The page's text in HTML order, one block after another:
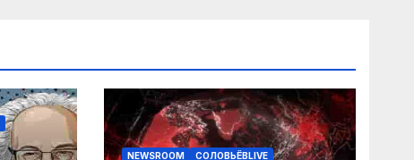
NEWSROOM СОЛОВЬЁВLIVE